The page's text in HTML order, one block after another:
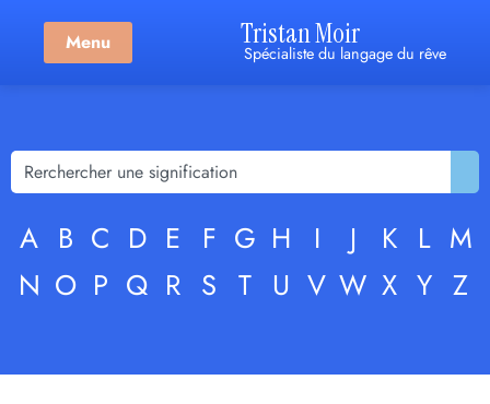
Menu Tristan Moir
Spécialiste du langage du rêve
A B C D E F G H I J K L M
N O P Q R S T U V W X Y Z